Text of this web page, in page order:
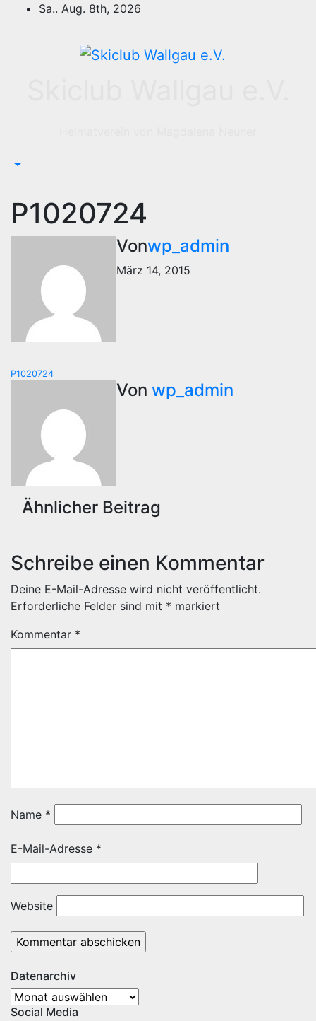
Sa.. Aug. 8th, 2026
P1020724
Vonwp_admin
März 14, 2015
Beitragsnavigation
P1020724
Von wp_admin
Ähnlicher Beitrag
Schreibe einen Kommentar
Deine E-Mail-Adresse wird nicht veröffentlicht.
Erforderliche Felder sind mit * markiert
Kommentar *
Name *
E-Mail-Adresse *
Website
Datenarchiv
Datenarchiv
Social Media